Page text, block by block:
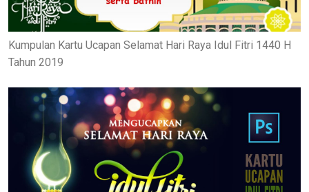
Kumpulan Kartu Ucapan Selamat Hari Raya Idul Fitri 1440 H
Tahun 2019